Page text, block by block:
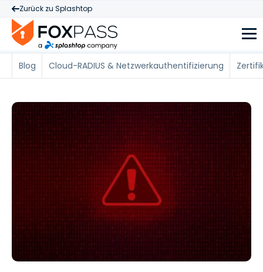
Zurück zu Splashtop
Blog Cloud-RADIUS & Netzwerkauthentifizierung